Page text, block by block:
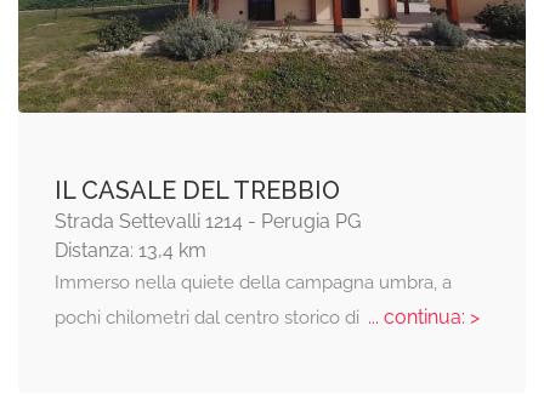
IL CASALE DEL TREBBIO
Strada Settevalli 1214 - Perugia PG
Distanza: 13,4 km
Immerso nella quiete della campagna umbra, a
pochi chilometri dal centro storico di ... continua: >